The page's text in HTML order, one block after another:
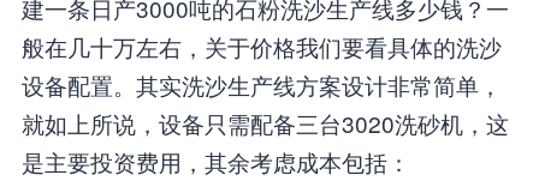
建一条日产3000吨的石粉洗沙生产线多少钱？一
般在几十万左右，关于价格我们要看具体的洗沙
设备配置。其实洗沙生产线方案设计非常简单，
就如上所说，设备只需配备三台3020洗砂机，这
是主要投资费用，其余考虑成本包括：